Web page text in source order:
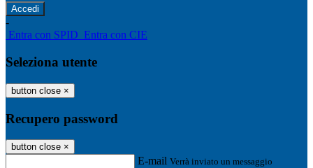
-
Entra con SPID Entra con CIE
Seleziona utente
button close ×
Recupero password
button close ×
E-mail Verrà inviato un messaggio